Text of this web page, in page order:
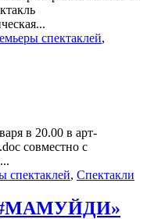
спектаклей,
в 20.00 в арт-
совместно с
спектаклей, Спектакли
«#МАМУЙДИ»